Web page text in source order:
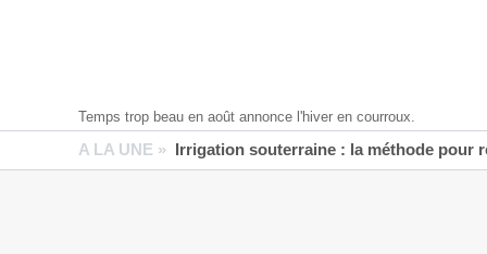
Temps trop beau en août annonce l'hiver en courroux.
A LA UNE » Irrigation souterraine : la méthode pour